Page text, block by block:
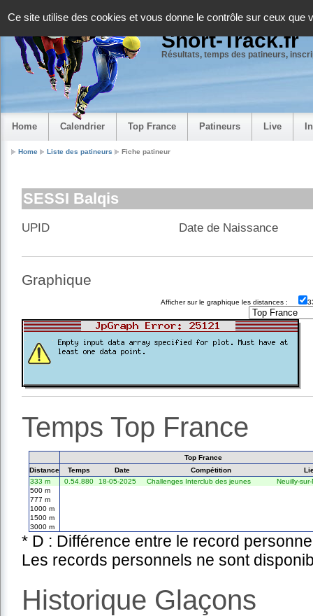
Ce site utilise des cookies et vous donne le contrôle sur ceux que
Short-Track.fr
Résultats, temps des patineurs,
Home Calendrier Top France Patineurs Live
Home Liste des patineurs Fiche patineur
SESSI Balqis
UPID Date de Naissance
Graphique
Afficher sur le graphique les distances :
Temps Top France
Top France
Distance
Temps Date Compétition
333 m
0.54.880 18-05-2025 Challenges Interclub des jeunes
Neuilly-
500 m
777 m
1000 m
1500 m
3000 m
* D : Différence entre le record
Les records personnels ne sont
Historique Glaçons